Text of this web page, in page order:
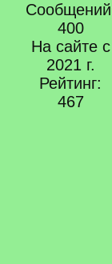
400
На сайте с
2021 г.
Рейтинг:
467